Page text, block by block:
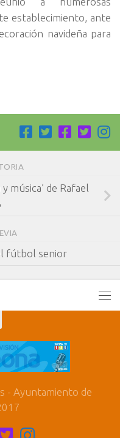
establecimiento, ante
navideña para
música’ de Rafael
fútbol senior
- Ayuntamiento de